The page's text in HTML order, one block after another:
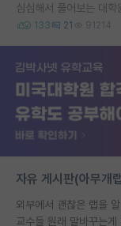
심심해서 풀어보는 대
133 21 91214
자유 게시판(아무개
외부에서 괜찮은 랩을
교수들 원래 말바꾸는게